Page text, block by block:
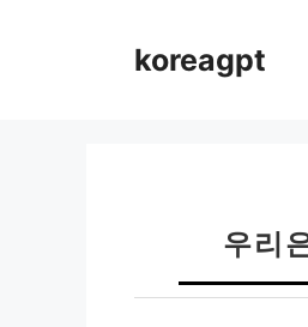
koreagpt
우리